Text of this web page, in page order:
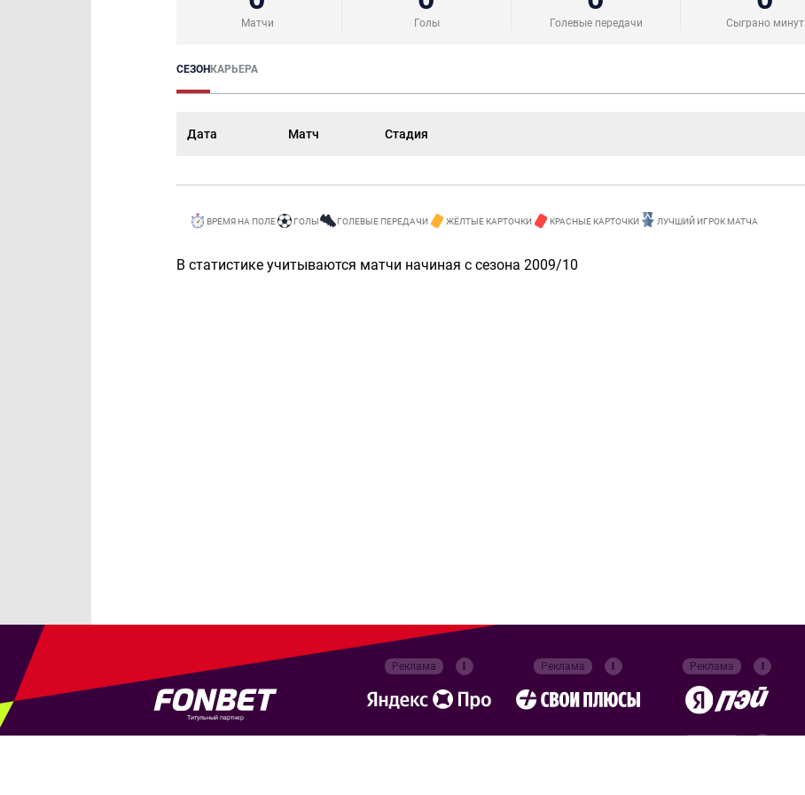
Матчи Голы Голевые передачи Сыграно минут
СЕЗОНКАРЬЕРА
Дата Матч Стадия
ВРЕМЯ НА ПОЛЕ ГОЛЫ ГОЛЕВЫЕ ПЕРЕДАЧИ ЖЁЛТЫЕ КАРТОЧКИ КРАСНЫЕ КАРТОЧКИ ЛУЧШИЙ ИГРОК МАТЧА
В статистике учитываются матчи начиная с сезона 2009/10
Титульный партнер
Реклама Реклама Реклама